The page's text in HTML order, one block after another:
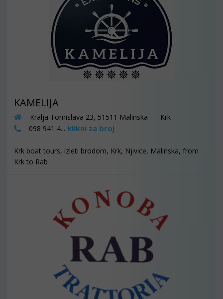
KAMELIJA
Kralja Tomislava 23, 51511 Malinska - Krk
098 941 4... klikni za broj
Krk boat tours, izleti brodom, Krk, Njivice, Malinska, from
Krk to Rab